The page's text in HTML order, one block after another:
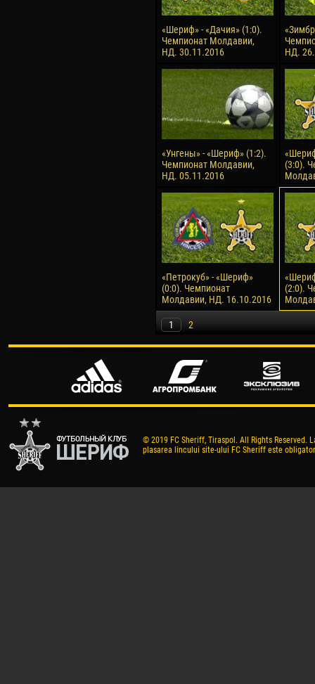
«Шериф» - «Дачия» (1:0).
Чемпионат Молдавии,
НД. 30.11.2016
НД.
«Унгены» - «Шериф» (1:2).
Чемпионат Молдавии,
НД. 05.11.2016
(3:0).
«Петрокуб» - «Шериф»
(0:0). Чемпионат
Молдавии, НД. 16.10.2016
(2:0).
1 2
© 2019 FC Sheriff, Tiraspol. All Rights
plasarea lincului site-ului FC Sheriff este